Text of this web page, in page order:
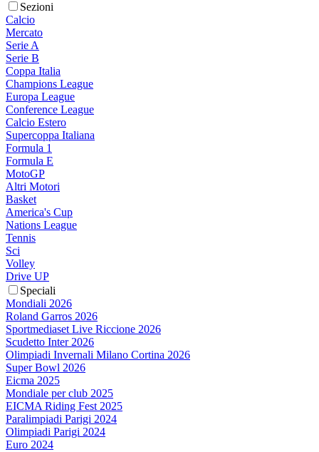
Sezioni
Calcio
Mercato
Serie A
Serie B
Coppa Italia
Champions League
Europa League
Conference League
Calcio Estero
Supercoppa Italiana
Formula 1
Formula E
MotoGP
Altri Motori
Basket
America's Cup
Nations League
Tennis
Sci
Volley
Drive UP
Speciali
Mondiali 2026
Roland Garros 2026
Sportmediaset Live Riccione 2026
Scudetto Inter 2026
Olimpiadi Invernali Milano Cortina 2026
Super Bowl 2026
Eicma 2025
Mondiale per club 2025
EICMA Riding Fest 2025
Paralimpiadi Parigi 2024
Olimpiadi Parigi 2024
Euro 2024